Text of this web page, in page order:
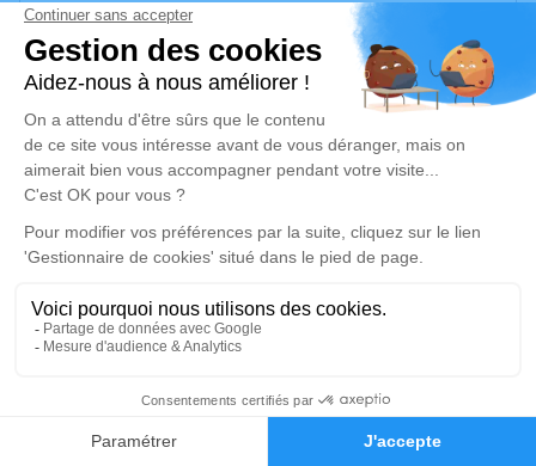
Faire-part Hommages
vos condoléances, partager des photos souvenirs, une
anecdote ou exprimer vos pensées à travers des
poèmes ou des textes. Cet endroit est un lieu
d'expression dédié à honorer la mémoire de Marie-
Louise JUPILLAT.
Un service de plantation d’arbre hommage est
disponible ici
Cérémonie religieuse
Église de Nouzerines
23600 Nouzerines